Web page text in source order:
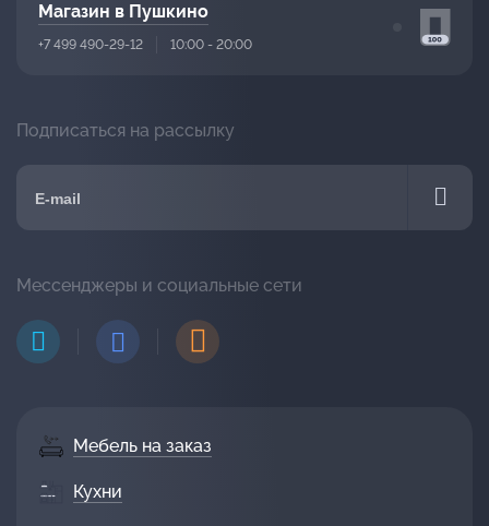
Мебель на заказ
Кухни
Магазин в Пушкино
+7 499 490-29-12 10:00 - 20:00
Подписаться на рассылку
Мессенджеры и социальные сети